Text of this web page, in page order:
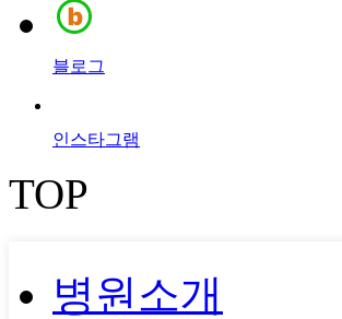
블로그
인스타그램
TOP
병원소개